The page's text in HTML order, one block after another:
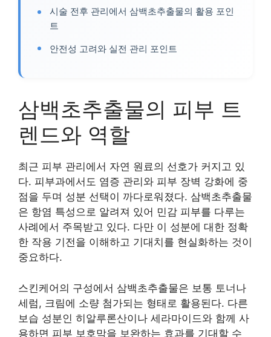
시술 전후 관리에서 삼백초추출물의 활용 포인
트
안전성 고려와 실전 관리 포인트
삼백초추출물의 피부 트
렌드와 역할
최근 피부 관리에서 자연 원료의 선호가 커지고 있
다. 피부과에서도 염증 관리와 피부 장벽 강화에 중
점을 두며 성분 선택이 까다로워졌다. 삼백초추출물
은 항염 특성으로 알려져 있어 민감 피부를 다루는
사례에서 주목받고 있다. 다만 이 성분에 대한 정확
한 작용 기전을 이해하고 기대치를 현실화하는 것이
중요하다.
스킨케어의 구성에서 삼백초추출물은 보통 토너나
세럼, 크림에 소량 첨가되는 형태로 활용된다. 다른
보습 성분인 히알루론산이나 세라마이드와 함께 사
용하면 피부 보호막을 보완하는 효과를 기대할 수